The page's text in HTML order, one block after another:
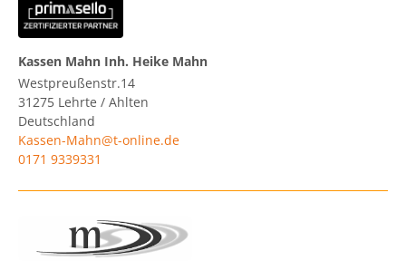
Kassen Mahn Inh. Heike Mahn
Westpreußenstr.14
31275 Lehrte / Ahlten
Deutschland
Kassen-Mahn@t-online.de
0171 9339331